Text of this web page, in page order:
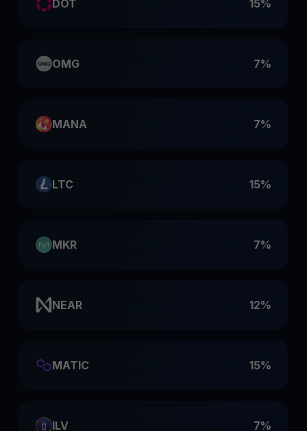
DOT 15%
OMG 7%
MANA 7%
LTC 15%
MKR 7%
NEAR 12%
MATIC 15%
ILV 7%